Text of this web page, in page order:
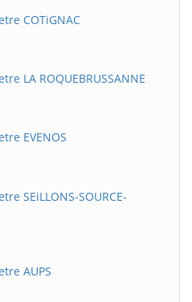
COTiGNAC
LA ROQUEBRUSSANNE
EVENOS
SEiLLONS-SOURCE-
AUPS